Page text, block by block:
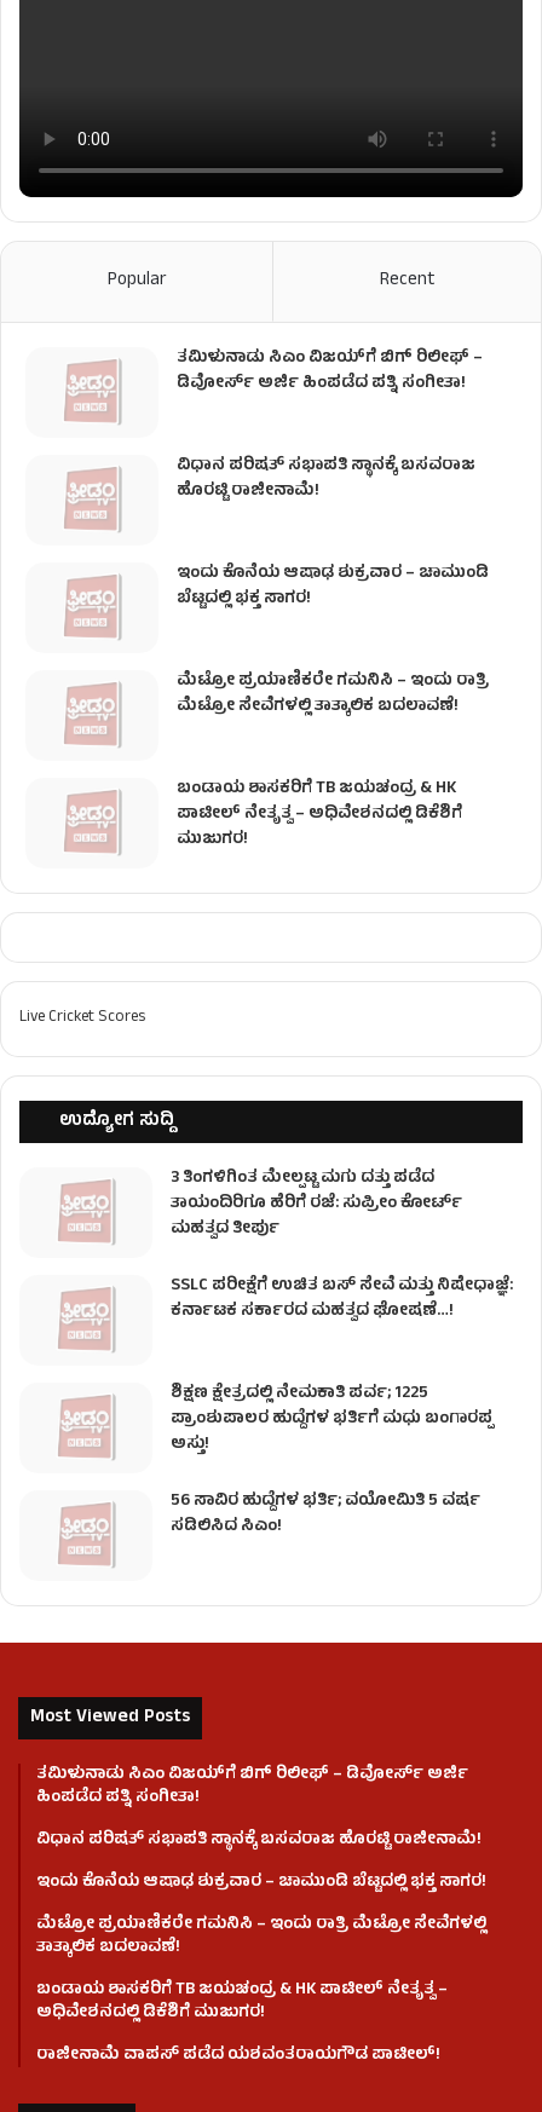
Popular Recent
ತಮಿಳುನಾಡು ಸಿಎಂ ವಿಜಯ್‌ಗೆ ಬಿಗ್ ರಿಲೀಫ್ –
ಡಿವೋರ್ಸ್ ಅರ್ಜಿ ಹಿಂಪಡೆದ ಪತ್ನಿ ಸಂಗೀತಾ!
ವಿಧಾನ ಪರಿಷತ್ ಸಭಾಪತಿ ಸ್ಥಾನಕ್ಕೆ ಬಸವರಾಜ
ಹೊರಟ್ಟಿ ರಾಜೀನಾಮೆ!
ಇಂದು ಕೊನೆಯ ಆಷಾಢ ಶುಕ್ರವಾರ – ಚಾಮುಂಡಿ
ಬೆಟ್ಟದಲ್ಲಿ ಭಕ್ತ ಸಾಗರ!
ಮೆಟ್ರೋ ಪ್ರಯಾಣಿಕರೇ ಗಮನಿಸಿ – ಇಂದು ರಾತ್ರಿ
ಮೆಟ್ರೋ ಸೇವೆಗಳಲ್ಲಿ ತಾತ್ಕಾಲಿಕ ಬದಲಾವಣೆ!
ಬಂಡಾಯ ಶಾಸಕರಿಗೆ TB ಜಯಚಂದ್ರ & HK
ಪಾಟೀಲ್ ನೇತೃತ್ವ – ಅಧಿವೇಶನದಲ್ಲಿ ಡಿಕೆಶಿಗೆ
ಮುಜುಗರ!
Live Cricket Scores
ಉದ್ಯೋಗ ಸುದ್ದಿ
3 ತಿಂಗಳಿಗಿಂತ ಮೇಲ್ಪಟ್ಟ ಮಗು ದತ್ತು ಪಡೆದ
ತಾಯಂದಿರಿಗೂ ಹೆರಿಗೆ ರಜೆ: ಸುಪ್ರೀಂ ಕೋರ್ಟ್
ಮಹತ್ವದ ತೀರ್ಪು
SSLC ಪರೀಕ್ಷೆಗೆ ಉಚಿತ ಬಸ್ ಸೇವೆ ಮತ್ತು ನಿಷೇಧಾಜ್ಞೆ:
ಕರ್ನಾಟಕ ಸರ್ಕಾರದ ಮಹತ್ವದ ಘೋಷಣೆ…!
ಶಿಕ್ಷಣ ಕ್ಷೇತ್ರದಲ್ಲಿ ನೇಮಕಾತಿ ಪರ್ವ; 1225
ಪ್ರಾಂಶುಪಾಲರ ಹುದ್ದೆಗಳ ಭರ್ತಿಗೆ ಮಧು ಬಂಗಾರಪ್ಪ
ಅಸ್ತು!
56 ಸಾವಿರ ಹುದ್ದೆಗಳ ಭರ್ತಿ; ವಯೋಮಿತಿ 5 ವರ್ಷ
ಸಡಿಲಿಸಿದ ಸಿಎಂ!
Most Viewed Posts
ತಮಿಳುನಾಡು ಸಿಎಂ ವಿಜಯ್‌ಗೆ ಬಿಗ್ ರಿಲೀಫ್ – ಡಿವೋರ್ಸ್ ಅರ್ಜಿ
ಹಿಂಪಡೆದ ಪತ್ನಿ ಸಂಗೀತಾ!
ವಿಧಾನ ಪರಿಷತ್ ಸಭಾಪತಿ ಸ್ಥಾನಕ್ಕೆ ಬಸವರಾಜ ಹೊರಟ್ಟಿ ರಾಜೀನಾಮೆ!
ಇಂದು ಕೊನೆಯ ಆಷಾಢ ಶುಕ್ರವಾರ – ಚಾಮುಂಡಿ ಬೆಟ್ಟದಲ್ಲಿ ಭಕ್ತ ಸಾಗರ!
ಮೆಟ್ರೋ ಪ್ರಯಾಣಿಕರೇ ಗಮನಿಸಿ – ಇಂದು ರಾತ್ರಿ ಮೆಟ್ರೋ ಸೇವೆಗಳಲ್ಲಿ
ತಾತ್ಕಾಲಿಕ ಬದಲಾವಣೆ!
ಬಂಡಾಯ ಶಾಸಕರಿಗೆ TB ಜಯಚಂದ್ರ & HK ಪಾಟೀಲ್ ನೇತೃತ್ವ –
ಅಧಿವೇಶನದಲ್ಲಿ ಡಿಕೆಶಿಗೆ ಮುಜುಗರ!
ರಾಜೀನಾಮೆ ವಾಪಸ್ ಪಡೆದ ಯಶವಂತರಾಯಗೌಡ ಪಾಟೀಲ್‌!